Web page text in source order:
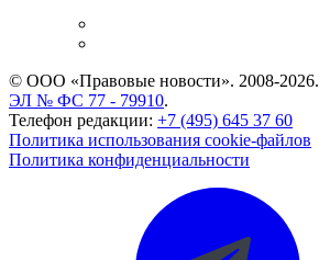
© ООО «Правовые новости». 2008-2026.
ЭЛ № ФС 77 - 79910.
Телефон редакции: +7 (495) 645 37 60
Политика использования cookie-файлов
Политика конфиденциальности